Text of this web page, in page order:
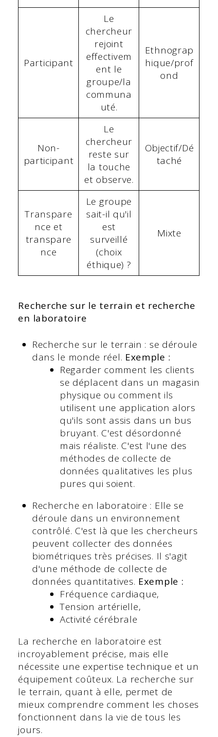
Participant
Le
chercheur
rejoint
effectivem
ent le
groupe/la
communa
uté.
Ethnograp
hique/prof
ond
Non-
participant
Le
chercheur
reste sur
la touche
et observe.
Objectif/Dé
taché
Transpare
nce et
transpare
nce
Le groupe
sait-il qu'il
est
surveillé
(choix
éthique) ?
Mixte
Recherche sur le terrain et recherche
en laboratoire
Recherche sur le terrain : se déroule
dans le monde réel. Exemple :
Regarder comment les clients
se déplacent dans un magasin
physique ou comment ils
utilisent une application alors
qu'ils sont assis dans un bus
bruyant. C'est désordonné
mais réaliste. C'est l'une des
méthodes de collecte de
données qualitatives les plus
pures qui soient.
Recherche en laboratoire : Elle se
déroule dans un environnement
contrôlé. C'est là que les chercheurs
peuvent collecter des données
biométriques très précises. Il s'agit
d'une méthode de collecte de
données quantitatives. Exemple :
Fréquence cardiaque,
Tension artérielle,
Activité cérébrale
La recherche en laboratoire est
incroyablement précise, mais elle
nécessite une expertise technique et un
équipement coûteux. La recherche sur
le terrain, quant à elle, permet de
mieux comprendre comment les choses
fonctionnent dans la vie de tous les
jours.